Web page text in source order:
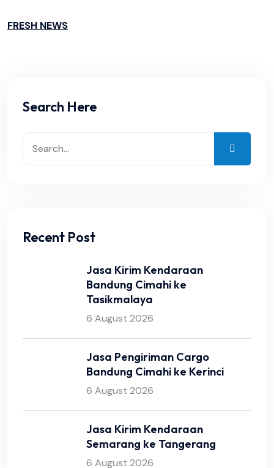
FRESH NEWS
Search Here
Recent Post
Jasa Kirim Kendaraan
Bandung Cimahi ke
Tasikmalaya
6 August 2026
Jasa Pengiriman Cargo
Bandung Cimahi ke Kerinci
6 August 2026
Jasa Kirim Kendaraan
Semarang ke Tangerang
6 August 2026